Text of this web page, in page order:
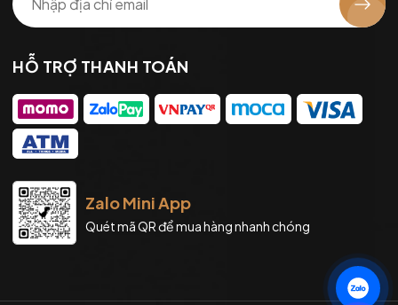
HỖ TRỢ THANH TOÁN
Zalo Mini App
Quét mã QR để mua hàng nhanh chóng